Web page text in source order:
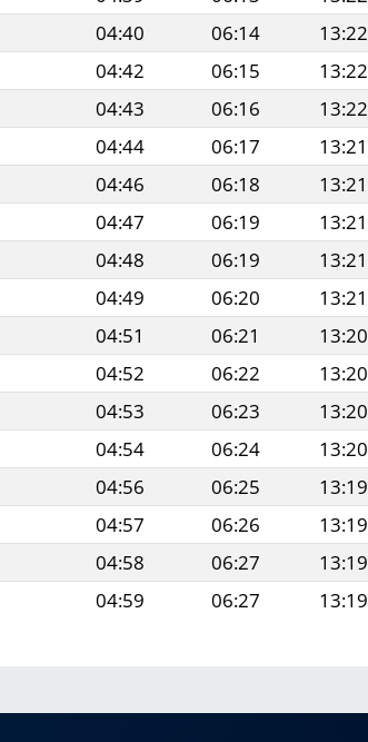
04:40 06:14 13:22
04:42 06:15 13:22
04:43 06:16 13:22
04:44 06:17 13:21
04:46 06:18 13:21
04:47 06:19 13:21
04:48 06:19 13:21
04:49 06:20 13:21
04:51 06:21 13:20
04:52 06:22 13:20
04:53 06:23 13:20
04:54 06:24 13:20
04:56 06:25 13:19
04:57 06:26 13:19
04:58 06:27 13:19
04:59 06:27 13:19